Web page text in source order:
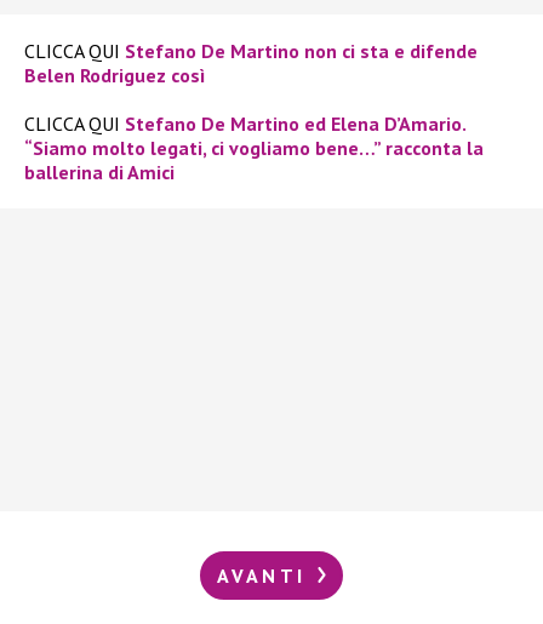
CLICCA QUI Stefano De Martino non ci sta e difende
Belen Rodriguez così
CLICCA QUI Stefano De Martino ed Elena D’Amario.
“Siamo molto legati, ci vogliamo bene…” racconta la
ballerina di Amici
AVANTI